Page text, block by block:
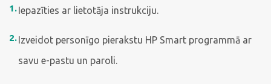
Iepazīties ar lietotāja instrukciju.
Izveidot personīgo pierakstu HP Smart programmā ar
savu e-pastu un paroli.